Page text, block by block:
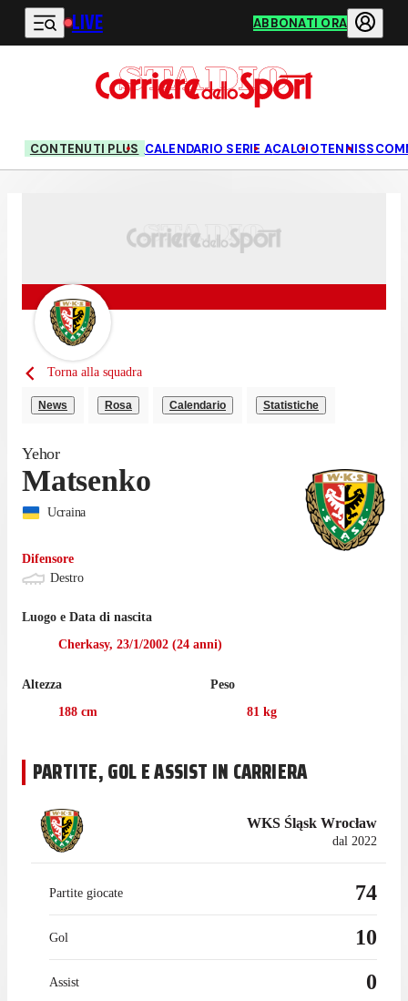
Vai al contenuto principale
LIVE ABBONATI ORA
CONTENUTI PLUS CALENDARIO SERIE ACALCIOTENNIS
Torna alla squadra
News Rosa Calendario Statistiche
Yehor
Matsenko
Ucraina
Difensore
Destro
Luogo e Data di nascita
Cherkasy, 23/1/2002 (24 anni)
Altezza
188 cm
Peso
81 kg
PARTITE, GOL E ASSIST IN CARRIERA
WKS Śląsk Wrocław
dal 2022
Partite giocate 74
Gol 10
Assist 0